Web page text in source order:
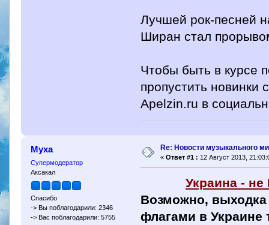
Лучшей рок-песней
Ширан стал
Чтобы быть в курсе
пропустить
Apelzin.ru в
Муха
Супермодератор
Аксакал
Спасибо
-> Вы поблагодарили: 2346
-> Вас поблагодарили: 5755
Re: Новости музыкального
« Ответ #1 : 12 Август 2013,
Украина -
Возможно,
флагами в Украине